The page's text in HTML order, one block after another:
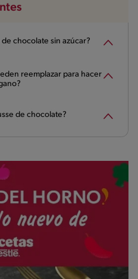
chocolate sin azúcar?
reemplazar para hacer
de chocolate?